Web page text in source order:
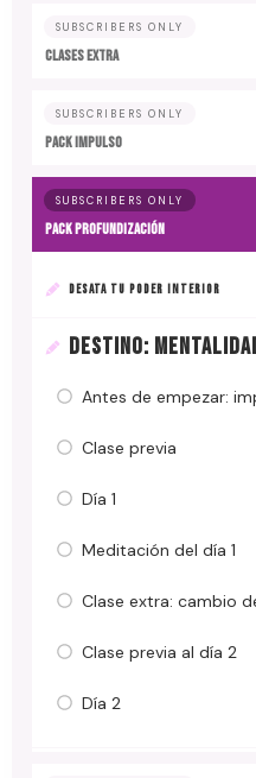
SUBSCRIBERS ONLY
CLASES EXTRA
SUBSCRIBERS ONLY
PACK IMPULSO
SUBSCRIBERS ONLY
PACK PROFUNDIZACIÓN
DESATA TU PODER INTERIOR
DESTINO:
Antes de empezar:
Clase previa
Día 1
Meditación del día 1
Clase extra: cambio
Clase previa al día 2
Día 2